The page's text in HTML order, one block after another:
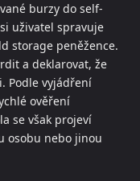
burzy do self-
uživatel spravuje
storage peněžence.
a deklarovat, že
Podle vyjádření
ověření
se však projeví
osobu nebo jinou